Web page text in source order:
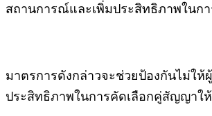
สถานการณ์และเพิ่มประสิทธิภาพในก
มาตรการดังกล่าวจะช่วยป้องกันไม่ให้
ประสิทธิภาพในการคัดเลือกคู่สัญญาใ